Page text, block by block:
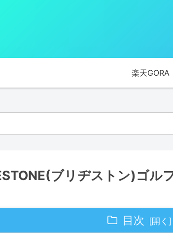
楽天GORA
ブリヂストン)ゴル
目次